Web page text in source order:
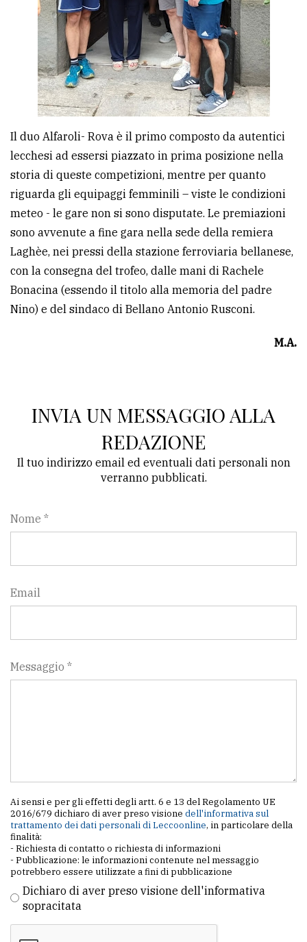
policy
Il duo Alfaroli- Rova è il primo composto da autentici
lecchesi ad essersi piazzato in prima posizione nella
storia di queste competizioni, mentre per quanto
riguarda gli equipaggi femminili – viste le condizioni
meteo - le gare non si sono disputate. Le premiazioni
sono avvenute a fine gara nella sede della remiera
Laghèe, nei pressi della stazione ferroviaria bellanese,
con la consegna del trofeo, dalle mani di Rachele
Bonacina (essendo il titolo alla memoria del padre
Nino) e del sindaco di Bellano Antonio Rusconi.
M.A.
INVIA UN MESSAGGIO ALLA
REDAZIONE
Il tuo indirizzo email ed eventuali dati personali non
verranno pubblicati.
Nome *
Email
Messaggio *
Ai sensi e per gli effetti degli artt. 6 e 13 del Regolamento UE
2016/679 dichiaro di aver preso visione dell'informativa sul
trattamento dei dati personali di Leccoonline, in particolare della
finalità:
- Richiesta di contatto o richiesta di informazioni
- Pubblicazione: le informazioni contenute nel messaggio
potrebbero essere utilizzate a fini di pubblicazione
Dichiaro di aver preso visione dell'informativa
sopracitata